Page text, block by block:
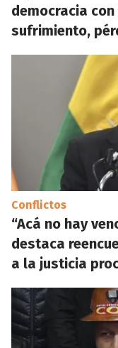
democracia
sufrimiento,
Conflictos
“Acá no hay
destaca
a la justicia